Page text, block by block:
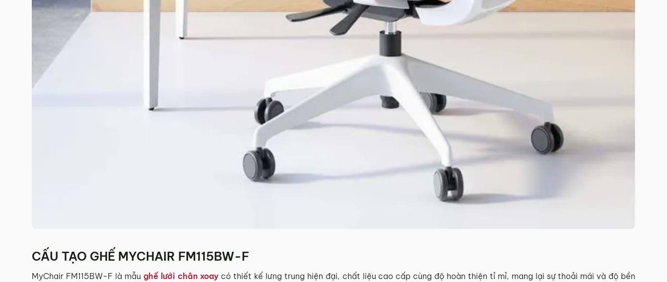
CẤU TẠO GHẾ MYCHAIR FM115BW-F
MyChair FM115BW-F là mẫu ghế lưới chân xoaycó thiết kế lưng trung hiện đại, chất liệu cao cấp cùng độ hoàn thiện tỉ mỉ, mang lại sự thoải mái và độ bền